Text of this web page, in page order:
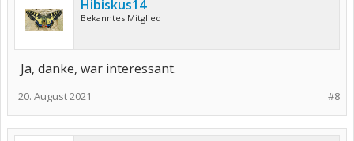
Hibiskus14
Bekanntes Mitglied
Ja, danke, war interessant.
#8
20. August 2021